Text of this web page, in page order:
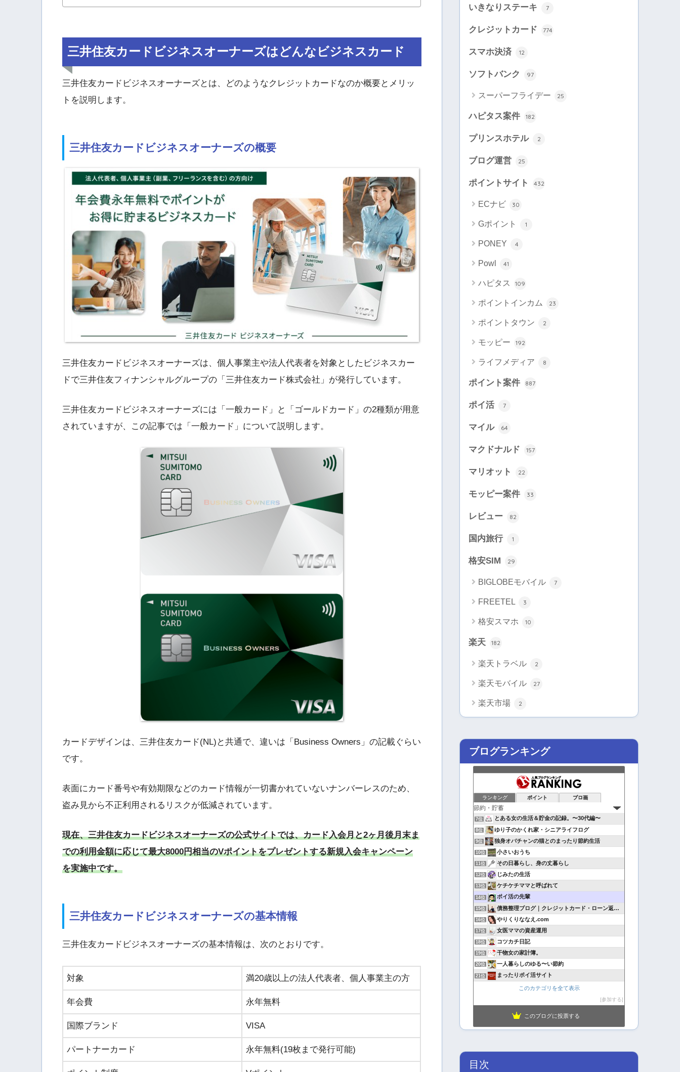
三井住友カードビジネスオーナーズはどんなビジネスカード
三井住友カードビジネスオーナーズとは、どのようなクレジットカードなのか概要とメリッ
トを説明します。
三井住友カードビジネスオーナーズの概要
三井住友カードビジネスオーナーズは、個人事業主や法人代表者を対象としたビジネスカー
ドで三井住友フィナンシャルグループの「三井住友カード株式会社」が発行しています。
三井住友カードビジネスオーナーズには「一般カード」と「ゴールドカード」の2種類が用意
されていますが、この記事では「一般カード」について説明します。
カードデザインは、三井住友カード(NL)と共通で、違いは「Business Owners」の記載ぐらい
です。
表面にカード番号や有効期限などのカード情報が一切書かれていないナンバーレスのため、
盗み見から不正利用されるリスクが低減されています。
現在、三井住友カードビジネスオーナーズの公式サイトでは、カード入会月と2ヶ月後月末ま
での利用金額に応じて最大8000円相当のVポイントをプレゼントする新規入会キャンペーン
を実施中です。
三井住友カードビジネスオーナーズの基本情報
三井住友カードビジネスオーナーズの基本情報は、次のとおりです。
対象 満20歳以上の法人代表者、個人事業主の方
年会費 永年無料
国際ブランド VISA
パートナーカード 永年無料(19枚まで発行可能)
いきなりステーキ 7
クレジットカード 774
スマホ決済 12
ソフトバンク 97
スーパーフライデー 25
ハピタス案件 182
プリンスホテル 2
ブログ運営 25
ポイントサイト 432
ECナビ 30
Gポイント 1
PONEY 4
Powl 41
ハピタス 109
ポイントインカム 23
ポイントタウン 2
モッピー 192
ライフメディア 8
ポイント案件 887
ポイ活 7
マイル 64
マクドナルド 157
マリオット 22
モッピー案件 33
レビュー 82
国内旅行 1
格安SIM 29
BIGLOBEモバイル 7
FREETEL 3
格安スマホ 10
楽天 182
楽天トラベル 2
楽天モバイル 27
楽天市場 2
ブログランキング
ランキング ポイント ブロ画
7位 とある女の生活＆貯金の記録。〜30代編〜
8位 ゆり子のかくれ家・シニアライフログ
9位 独身オバチャンの猫とのまったり節約生活
10位 小さいおうち
11位 その日暮らし、身の丈暮らし
12位 じみたの生活
13位 ケチケチママと呼ばれて
14位 ポイ活の先輩
15位 債務整理ブログ｜クレジットカード・ローン返済で悩んでいる方へ
16位 やりくりななえ.com
17位 女医ママの資産運用
18位 コツカチ日記
19位 干物女の家計簿。
20位 一人暮らしのゆる〜い節約
21位 まったりポイ活サイト
このカテゴリを全て表示
参加する
このブログに投票する
目次